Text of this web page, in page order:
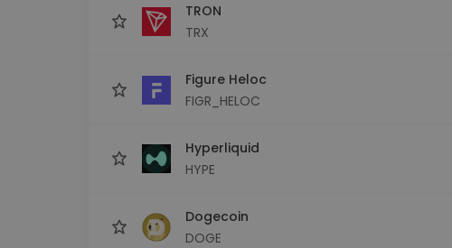
TRON
TRX
Figure Heloc
FIGR_HELOC
Hyperliquid
HYPE
Dogecoin
DOGE